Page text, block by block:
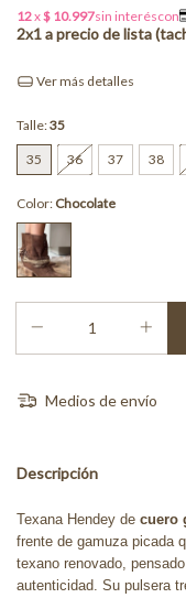
Ver más detalles
Talle:35
35 36 37 38
Color: Chocolate
Medios de envío
Descripción
Texana Hendey de cuero
frente de gamuza picada
texano renovado,
autenticidad. Su pulsera